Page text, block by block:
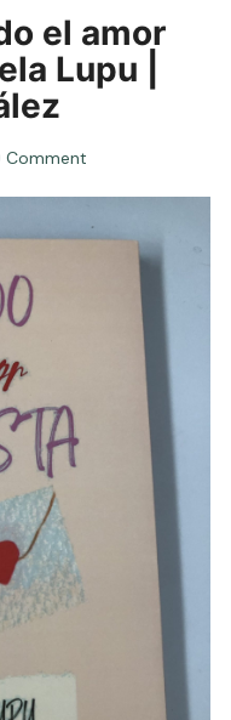
el amor
Lupu |
Comment